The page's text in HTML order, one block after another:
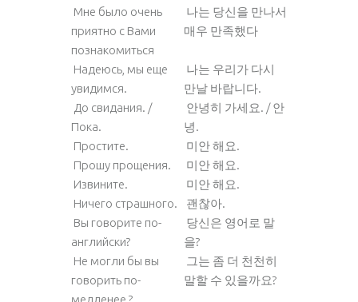
Мне было очень
приятно с Вами
познакомиться
나는 당신을 만나서
매우 만족했다
Надеюсь, мы еще
увидимся.
나는 우리가 다시
만날 바랍니다.
До свидания. /
Пока.
안녕히 가세요. / 안
녕.
Простите.
미안 해요.
Прошу прощения.
미안 해요.
Извините.
미안 해요.
Ничего страшного.
괜찮아.
Вы говорите по-
английски?
당신은 영어로 말
을?
He могли бы вы
говорить по-
медленее ?
그는 좀 더 천천히
말할 수 있을까요?